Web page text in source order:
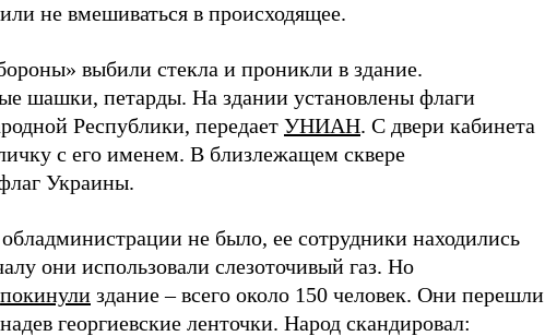
не вмешиваться в происходящее.
выбили стекла и проникли в здание.
шашки, петарды. На здании установлены флаги
Республики, передает УНИАН. С двери кабинета
с его именем. В близлежащем сквере
Украины.
не было, ее сотрудники находились
они использовали слезоточивый газ. Но
покинули здание – всего около 150 человек. Они перешли
георгиевские ленточки. Народ скандировал: